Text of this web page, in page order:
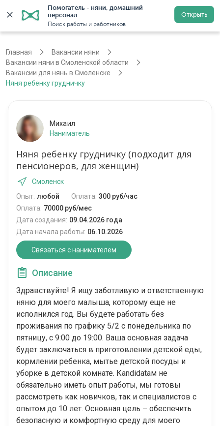
Помогатель - няни, домашний
персонал
Поиск работы и работников
Открыть
Регистрация
Главная
Вакансии няни
Вакансии няни в Смоленской области
Вакансии для нянь в Смоленске
Няня ребенку грудничку
Михаил
Наниматель
Няня ребенку грудничку (подходит для
пенсионеров, для женщин)
Смоленск
Опыт: любой Оплата: 300 руб/час
Оплата: 70000 руб/мес
Дата создания: 09.04.2026 года
Дата начала работы: 06.10.2026
Связаться с нанимателем
Описание
Здравствуйте! Я ищу заботливую и ответственную
няню для моего малыша, которому еще не
исполнился год. Вы будете работать без
проживания по графику 5/2 с понедельника по
пятницу, с 9:00 до 19:00. Ваша основная задача
будет заключаться в приготовлении детской еды,
кормлении ребенка, мытье детской посуды и
уборке в детской комнате. Кandidatам не
обязательно иметь опыт работы, мы готовы
рассмотреть как новичков, так и специалистов с
опытом до 10 лет. Основная цель – обеспечить
безопасную и комфортную среду для моего